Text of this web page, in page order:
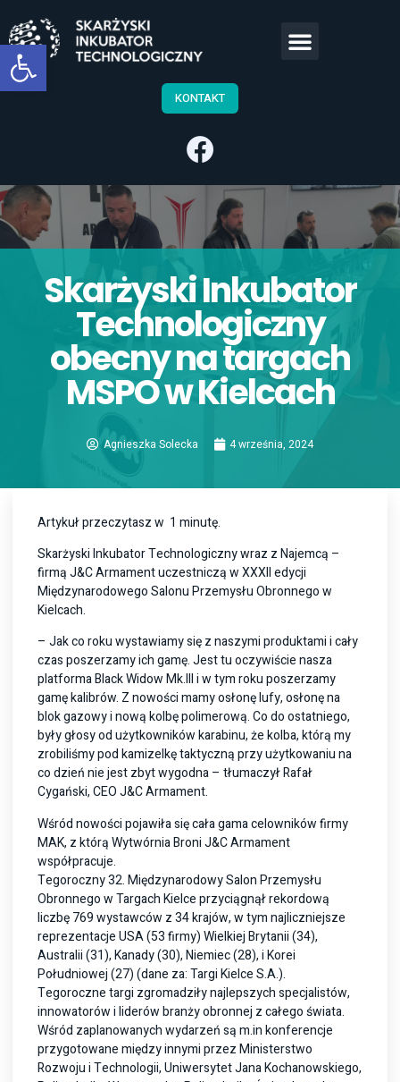
Open toolbar
KONTAKT
Skarżyski Inkubator
Technologiczny
obecny na targach
MSPO w Kielcach
Agnieszka Solecka 4 września, 2024
Artykuł przeczytasz w 1 minutę.
Skarżyski Inkubator Technologiczny wraz z Najemcą –
firmą J&C Armament uczestniczą w XXXII edycji
Międzynarodowego Salonu Przemysłu Obronnego w
Kielcach.
– Jak co roku wystawiamy się z naszymi produktami i cały
czas poszerzamy ich gamę. Jest tu oczywiście nasza
platforma Black Widow Mk.III i w tym roku poszerzamy
gamę kalibrów. Z nowości mamy osłonę lufy, osłonę na
blok gazowy i nową kolbę polimerową. Co do ostatniego,
były głosy od użytkowników karabinu, że kolba, którą my
zrobiliśmy pod kamizelkę taktyczną przy użytkowaniu na
co dzień nie jest zbyt wygodna – tłumaczył Rafał
Cygański, CEO J&C Armament.
Wśród nowości pojawiła się cała gama celowników firmy
MAK, z którą Wytwórnia Broni J&C Armament
współpracuje.
Tegoroczny 32. Międzynarodowy Salon Przemysłu
Obronnego w Targach Kielce przyciągnął rekordową
liczbę 769 wystawców z 34 krajów, w tym najliczniejsze
reprezentacje USA (53 firmy) Wielkiej Brytanii (34),
Australii (31), Kanady (30), Niemiec (28), i Korei
Południowej (27) (dane za: Targi Kielce S.A.).
Tegoroczne targi zgromadziły najlepszych specjalistów,
innowatorów i liderów branży obronnej z całego świata.
Wśród zaplanowanych wydarzeń są m.in konferencje
przygotowane między innymi przez Ministerstwo
Rozwoju i Technologii, Uniwersytet Jana Kochanowskiego,